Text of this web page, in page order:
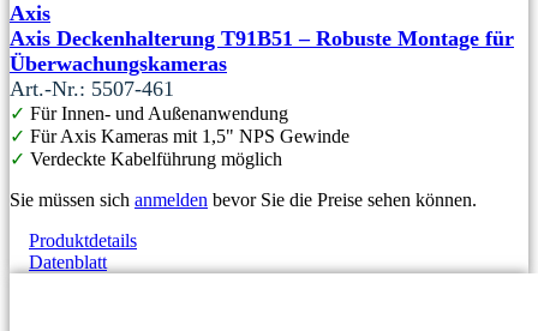
Axis
Axis Deckenhalterung T91B51 – Robuste Montage für
Überwachungskameras
Art.-Nr.: 5507-461
✓ Für Innen- und Außenanwendung
✓ Für Axis Kameras mit 1,5" NPS Gewinde
✓ Verdeckte Kabelführung möglich
Sie müssen sich anmelden bevor Sie die Preise sehen können.
Produktdetails
Datenblatt